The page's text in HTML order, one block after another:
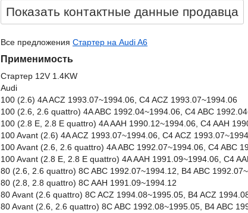
Показать контактные данные продавцa
Все предложения Стартер на Audi A6
Применимость
Стартер 12V 1.4KW
Audi
100 (2.6) 4A ACZ 1993.07~1994.06, C4 ACZ 1993.07~1994.06
100 (2.6, 2.6 quattro) 4A ABC 1992.04~1994.06, C4 ABC
100 (2.8 E, 2.8 E quattro) 4A AAH 1990.12~1994.06, C4 AAH
100 Avant (2.6) 4A ACZ 1993.07~1994.06, C4 ACZ
100 Avant (2.6, 2.6 quattro) 4A ABC 1992.07~1994.06, C4 ABC
100 Avant (2.8 E, 2.8 E quattro) 4A AAH 1991.09~1994.06, C4
80 (2.6, 2.6 quattro) 8C ABC 1992.07~1994.12, B4 ABC
80 (2.8, 2.8 quattro) 8C AAH 1991.09~1994.12
80 Avant (2.6 quattro) 8C ACZ 1994.08~1995.05, B4 ACZ
80 Avant (2.6, 2.6 quattro) 8C ABC 1992.08~1995.05, B4 ABC